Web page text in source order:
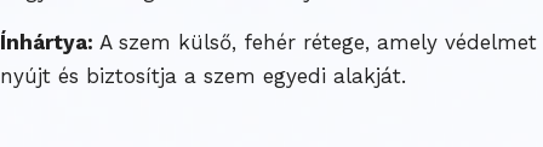
Ínhártya: A szem külső, fehér rétege, amely védelmet
nyújt és biztosítja a szem egyedi alakját.